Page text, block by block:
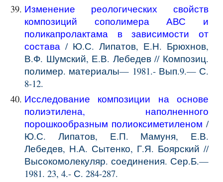
Изменение реологических свойств
композиций сополимера АВС и
поликапролактама в зависимости от
состава / Ю.С. Липатов, Е.Н. Брюхнов,
В.Ф. Шумский, Е.В. Лебедев // Композиц.
полимер. материалы— 1981.- Вып.9.— С.
8-12.
Исследование композиции на основе
полиэтилена, наполненного
порошкообразным полиоксиметиленом /
Ю.С. Липатов, Е.П. Мамуня, Е.В.
Лебедев, Н.А. Сытенко, Г.Я. Боярский //
Высокомолекуляр. соединения. Сер.Б.—
1981. 23, 4.- С. 284-287.